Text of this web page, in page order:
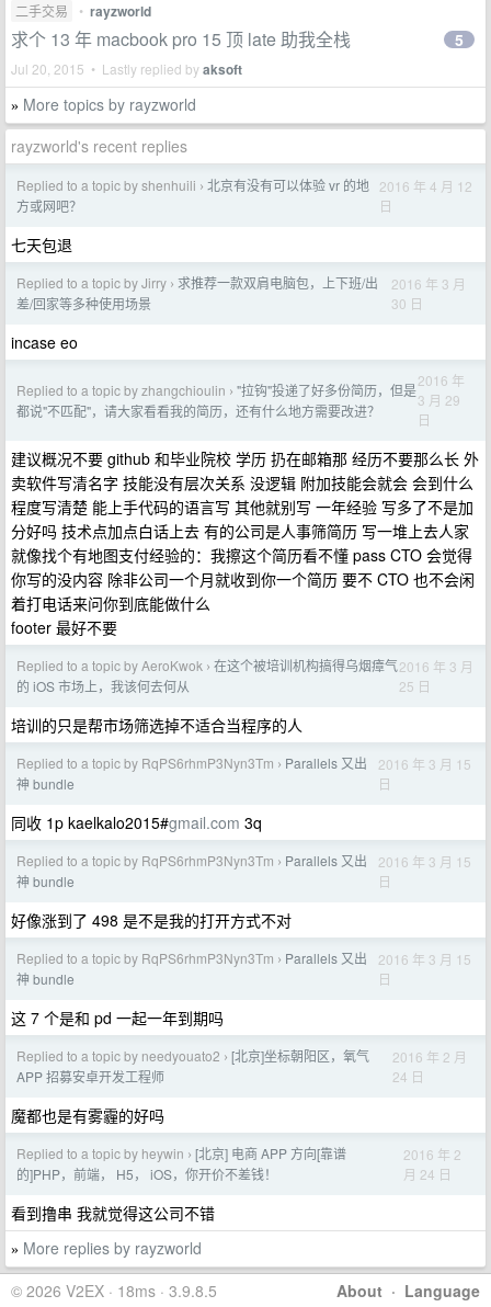
二手交易 • rayzworld
求个 13 年 macbook pro 15 顶 late 助我全栈
Jul 20, 2015 • Lastly replied byaksoft
5
» More topics by rayzworld
rayzworld's recent replies
Replied to a topic by shenhuili › 北京有没有可以体验 vr 的地
方或网吧？
2016 年 4 月 12
日
七天包退
Replied to a topic by Jirry › 求推荐一款双肩电脑包，上下班/出
差/回家等多种使用场景
2016 年 3 月
30 日
incase eo
Replied to a topic by zhangchioulin › "拉钩"投递了好多份简历，但是
都说"不匹配"，请大家看看我的简历，还有什么地方需要改进？
2016 年
3 月 29
日
建议概况不要 github 和毕业院校 学历 扔在邮箱那 经历不要那么长 外
卖软件写清名字 技能没有层次关系 没逻辑 附加技能会就会 会到什么
程度写清楚 能上手代码的语言写 其他就别写 一年经验 写多了不是加
分好吗 技术点加点白话上去 有的公司是人事筛简历 写一堆上去人家
就像找个有地图支付经验的：我擦这个简历看不懂 pass CTO 会觉得
你写的没内容 除非公司一个月就收到你一个简历 要不 CTO 也不会闲
着打电话来问你到底能做什么
footer 最好不要
Replied to a topic by AeroKwok › 在这个被培训机构搞得乌烟瘴气
的 iOS 市场上，我该何去何从
2016 年 3 月
25 日
培训的只是帮市场筛选掉不适合当程序的人
Replied to a topic by RqPS6rhmP3Nyn3Tm › Parallels 又出
神 bundle
2016 年 3 月 15
日
同收 1p kaelkalo2015#gmail.com 3q
Replied to a topic by RqPS6rhmP3Nyn3Tm › Parallels 又出
神 bundle
2016 年 3 月 15
日
好像涨到了 498 是不是我的打开方式不对
Replied to a topic by RqPS6rhmP3Nyn3Tm › Parallels 又出
神 bundle
2016 年 3 月 15
日
这 7 个是和 pd 一起一年到期吗
Replied to a topic by needyouato2 › [北京]坐标朝阳区，氧气
APP 招募安卓开发工程师
2016 年 2 月
24 日
魔都也是有雾霾的好吗
Replied to a topic by heywin › [北京] 电商 APP 方向[靠谱
的]PHP，前端， H5， iOS，你开价不差钱！
2016 年 2
月 24 日
看到撸串 我就觉得这公司不错
» More replies by rayzworld
About · Language
© 2026 V2EX · 18ms · 3.9.8.5